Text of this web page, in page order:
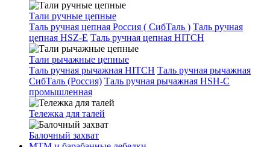
Тали ручные цепные
Таль ручная цепная Россия ( СибТаль ) Таль ручная
цепная HSZ-E Таль ручная цепная HITCH
Тали рычажные цепные
Таль ручная рычажная HITCH Таль ручная рычажная
СибТаль (Россия) Таль ручная рычажная HSH-C
промышленная
Тележка для талей
Балочный захват